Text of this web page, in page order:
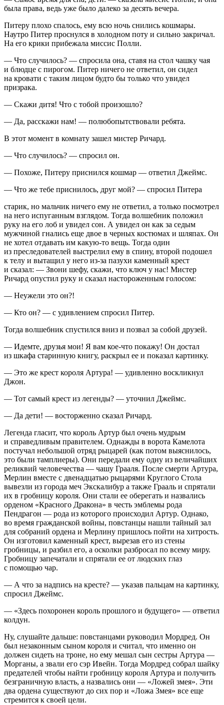
была права, ведь уже было далеко за десять вечера.
Питеру плохо спалось, ему всю ночь снились кошмары.
Наутро Питер проснулся в холодном поту и сильно закричал.
На его крики прибежала миссис Полли.
— Что случилось? — спросила она, ставя на стол чашку чая
и блюдце с пирогом. Питер ничего не ответил, он сидел
на кровати с таким лицом будто бы только что увидел
призрака.
— Скажи дитя! Что с тобой произошло?
— Да, расскажи нам! — полюбопытствовали ребята.
В этот момент в комнату зашел мистер Ричард.
— Что случилось? — спросил он.
— Похоже, Питеру приснился кошмар — ответил Джеймс.
— Что же тебе приснилось, друг мой? — спросил Питера
старик, но мальчик ничего ему не ответил, а только посмотрел
на него испуганным взглядом. Тогда волшебник положил
руку на его лоб и увидел сон. А увидел он как за седым
мужчиной гнались еще двое в черных костюмах и шляпах. Он
не хотел отдавать им какую-то вещь. Тогда один
из преследователей выстрелил ему в спину, второй подошел
к телу и вытащил у него из-за пазухи каменный крест
и сказал: — Звони шефу, скажи, что ключ у нас! Мистер
Ричард опустил руку и сказал настороженным голосом:
— Неужели это он?!
— Кто он? — с удивлением спросил Питер.
Тогда волшебник спустился вниз и позвал за собой друзей.
— Идемте, друзья мои! Я вам кое-что покажу! Он достал
из шкафа старинную книгу, раскрыл ее и показал картинку.
— Это же крест короля Артура! — удивленно воскликнул
Джон.
— Тот самый крест из легенды? — уточнил Джеймс.
— Да дети! — восторженно сказал Ричард.
Легенда гласит, что король Артур был очень мудрым
и справедливым правителем. Однажды в ворота Камелота
постучал небольшой отряд рыцарей (как потом выяснилось,
это были тамплиеры). Они передали ему одну из величайших
реликвий человечества — чашу Грааля. После смерти Артура,
Мерлин вместе с двенадцатью рыцарями Круглого Стола
вывезли из города меч Экскалибур а также Грааль и спрятали
их в гробницу короля. Они стали ее оберегать и назвались
орденом «Красного Дракона» в честь эмблемы рода
Пендрагон — рода из которого происходил Артур. Однако,
во время гражданской войны, повстанцы нашли тайный зал
для собраний ордена и Мерлину пришлось пойти на хитрость.
Он изготовил каменный крест, вырезав его из стены
гробницы, и разбил его, а осколки разбросал по всему миру.
Гробницу запечатали и спрятали ее от людских глаз
с помощью чар.
— А что за надпись на кресте? — указав пальцам на картинку,
спросил Джеймс.
— «Здесь похоронен король прошлого и будущего» — ответил
колдун.
Ну, слушайте дальше: повстанцами руководил Мордред. Он
был незаконным сыном короля и считал, что именно он
должен сидеть на троне, но ему мешал сын сестры Артура —
Морганы, а звали его сэр Ивейн. Тогда Мордред собрал шайку
предателей чтобы найти гробницу короля Артура и получить
безграничную власть, а назвались они — «Ложей змея». Эти
два ордена существуют до сих пор и «Ложа Змея» все еще
стремится к своей цели.